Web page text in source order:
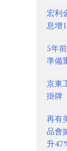
宏利
息增
5年
準備
京東
掛牌
再有
品會
升